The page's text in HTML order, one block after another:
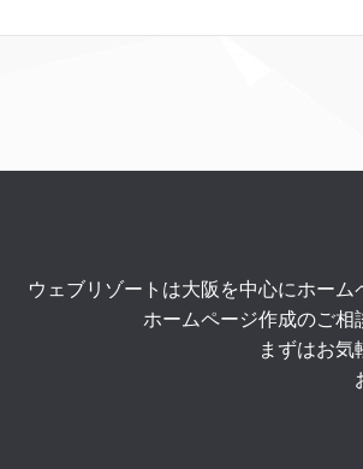
ウェブリゾートは大阪を中心にホーム
ホームページ作成のご相
まずはお気